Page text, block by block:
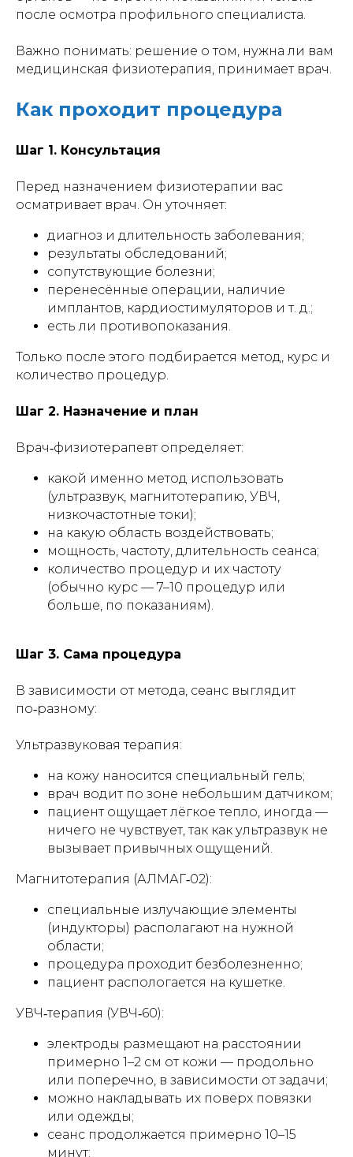
после осмотра профильного специалиста.
Важно понимать: решение о том, нужна ли вам
медицинская физиотерапия, принимает врач.
Как проходит процедура
Шаг 1. Консультация
Перед назначением физиотерапии вас
осматривает врач. Он уточняет:
диагноз и длительность заболевания;
результаты обследований;
сопутствующие болезни;
перенесённые операции, наличие
имплантов, кардиостимуляторов и т. д.;
есть ли противопоказания.
Только после этого подбирается метод, курс и
количество процедур.
Шаг 2. Назначение и план
Врач‑физиотерапевт определяет:
какой именно метод использовать
(ультразвук, магнитотерапию, УВЧ,
низкочастотные токи);
на какую область воздействовать;
мощность, частоту, длительность сеанса;
количество процедур и их частоту
(обычно курс — 7–10 процедур или
больше, по показаниям).
Шаг 3. Сама процедура
В зависимости от метода, сеанс выглядит
по‑разному:
Ультразвуковая терапия:
на кожу наносится специальный гель;
врач водит по зоне небольшим датчиком;
пациент ощущает лёгкое тепло, иногда —
ничего не чувствует, так как ультразвук не
вызывает привычных ощущений.
Магнитотерапия (АЛМАГ‑02):
специальные излучающие элементы
(индукторы) располагают на нужной
области;
процедура проходит безболезненно;
пациент распологается на кушетке.
УВЧ‑терапия (УВЧ‑60):
электроды размещают на расстоянии
примерно 1–2 см от кожи — продольно
или поперечно, в зависимости от задачи;
можно накладывать их поверх повязки
или одежды;
сеанс продолжается примерно 10–15
минут;